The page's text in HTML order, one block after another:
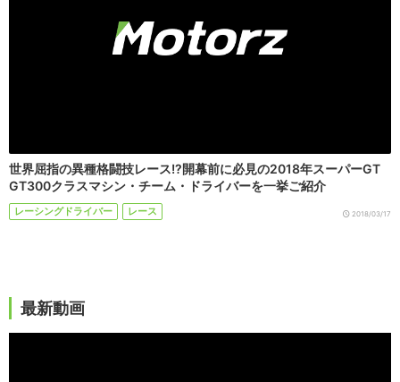
世界屈指の異種格闘技レース!?開幕前に必見の2018年スーパーGT
GT300クラスマシン・チーム・ドライバーを一挙ご紹介
レーシングドライバー レース 2018/03/17
最新動画